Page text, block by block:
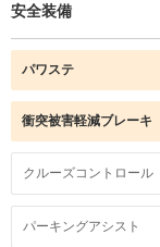
安全装備
パワステ
衝突被害軽減ブレーキ
クルーズコントロール
パーキングアシスト